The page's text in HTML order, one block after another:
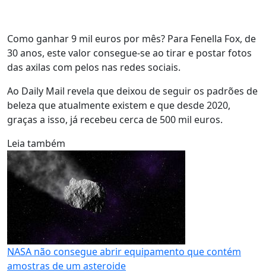
Como ganhar 9 mil euros por mês? Para Fenella Fox, de
30 anos, este valor consegue-se ao tirar e postar fotos
das axilas com pelos nas redes sociais.
Ao Daily Mail revela que deixou de seguir os padrões de
beleza que atualmente existem e que desde 2020,
graças a isso, já recebeu cerca de 500 mil euros.
Leia também
NASA não consegue abrir equipamento que contém
amostras de um asteroide